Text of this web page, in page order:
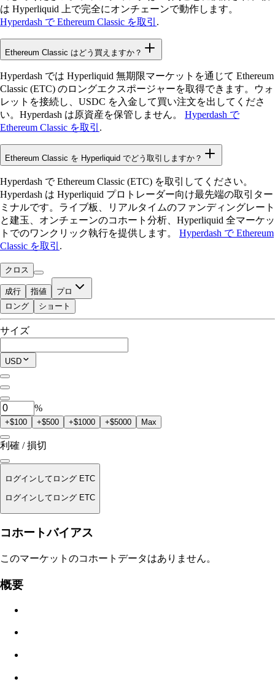
は Hyperliquid 上で完全にオンチェーンで動作します。
Hyperdash で Ethereum Classic を取引 .
Ethereum Classic はどう買えますか？
Hyperdash では Hyperliquid 無期限マーケットを通じて Ethereum
Classic (ETC) のロングエクスポージャーを取得できます。ウォ
レットを接続し、USDC を入金して買い注文を出してくださ
い。Hyperdash は原資産を保管しません。
Hyperdash で
Ethereum Classic を取引 .
Ethereum Classic を Hyperliquid でどう取引しますか？
Hyperdash で Ethereum Classic (ETC) を取引してください。
Hyperdash は Hyperliquid プロトレーダー向け最先端の取引ター
ミナルです。ライブ板、リアルタイムのファンディングレート
と建玉、オンチェーンのコホート分析、Hyperliquid 全マーケッ
トでのワンクリック執行を提供します。
Hyperdash で Ethereum
Classic を取引 .
クロス
成行 指値 プロ
取引可能残高
$0.00
現在のポジション
0 ETC
ロング ショート
サイズ
USD
%
+$100 +$500 +$1000 +$5000 Max
利確 / 損切
ログインしてロング ETC
ログインしてロング ETC
清算価格
コホートバイアス
このマーケットのコホートデータはありません。
概要